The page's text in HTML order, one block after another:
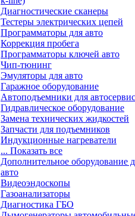
Диагностические сканеры
Тестеры электрических цепей
Программаторы для авто
Коррекция пробега
Программаторы ключей авто
Чип-тюнинг
Эмуляторы для авто
Гаражное оборудование
Автоподъемники для
Гидравлическое оборудование
Замена технических жидкостей
Запчасти для подъемников
Индукционные нагреватели
... Показать все
Дополнительное оборудование
авто
Видеоэндоскопы
Газоанализаторы
Диагностика ГБО